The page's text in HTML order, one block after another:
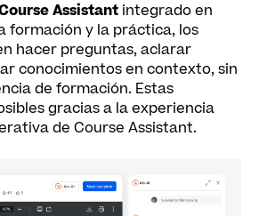
Assistant integrado en
formación y la práctica, los
hacer preguntas, aclarar
conocimientos en contexto, sin
de formación. Estas
gracias a la experiencia
de Course Assistant.